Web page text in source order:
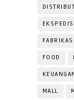
FABRIKASI
FOOD
MALL